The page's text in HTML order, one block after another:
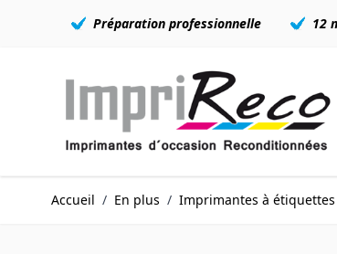
Préparation professionnelle 12
Accueil / En plus / Imprimantes à étiquettes